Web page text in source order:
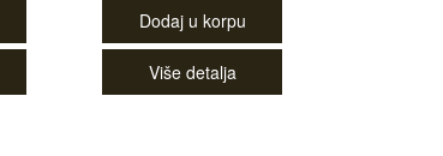
Dodaj u korpu
Više detalja